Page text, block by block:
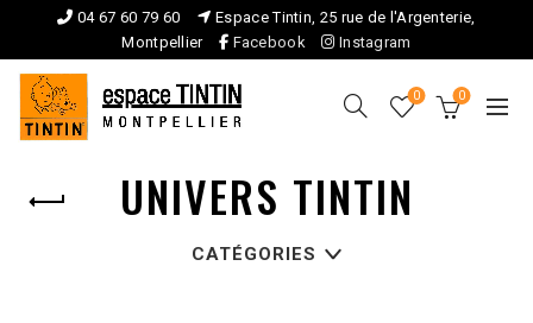
04 67 60 79 60
Espace Tintin, 25 rue de l'Argenterie,
Montpellier
Facebook Instagram
0 0
UNIVERS TINTIN
CATÉGORIES